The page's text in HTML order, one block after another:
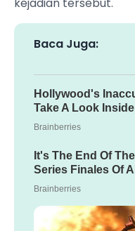
kejadian tersebut.
Baca Juga: